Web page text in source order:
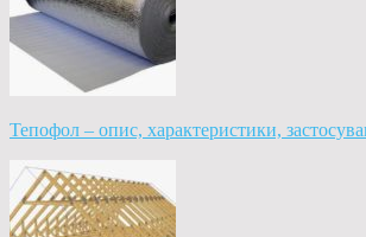
Тепофол – опис, характеристики,